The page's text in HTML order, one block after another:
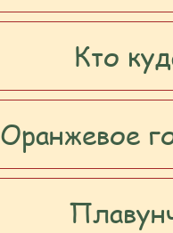
Кто
Оранжевое